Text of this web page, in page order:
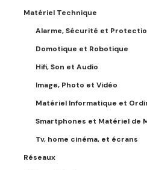
Matériel Technique
Alarme, Sécurité et
Domotique et Robotique
Hifi, Son et Audio
Image, Photo et Vidéo
Matériel Informatique et
Smartphones et Matériel de
Tv, home cinéma, et écrans
Réseaux